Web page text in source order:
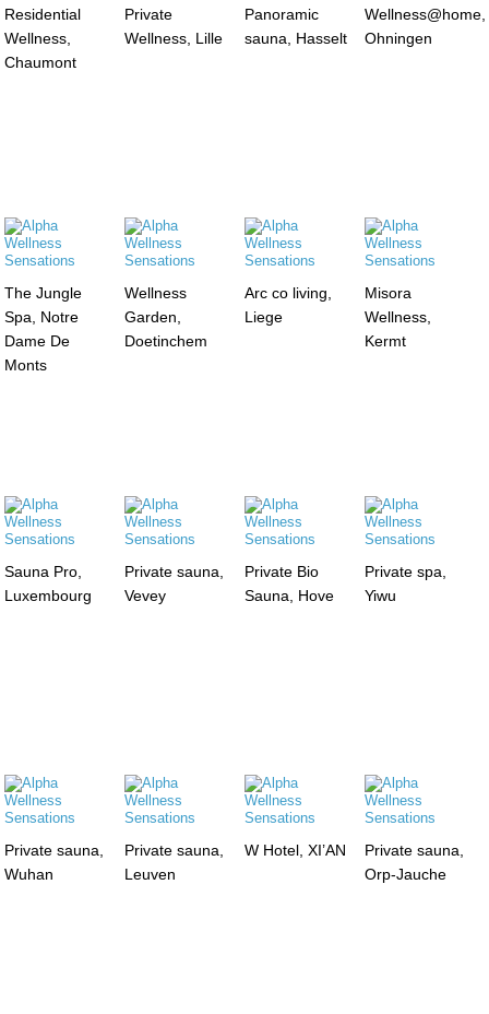
Residential
Wellness,
Chaumont
Private
Wellness, Lille
Panoramic
sauna, Hasselt
Wellness@home,
Ohningen
The Jungle
Spa, Notre
Dame De
Monts
Wellness
Garden,
Doetinchem
Arc co living,
Liege
Misora
Wellness,
Kermt
Sauna Pro,
Luxembourg
Private sauna,
Vevey
Private Bio
Sauna, Hove
Private spa,
Yiwu
Private sauna,
Wuhan
Private sauna,
Leuven
W Hotel, XI’AN
Private sauna,
Orp-Jauche